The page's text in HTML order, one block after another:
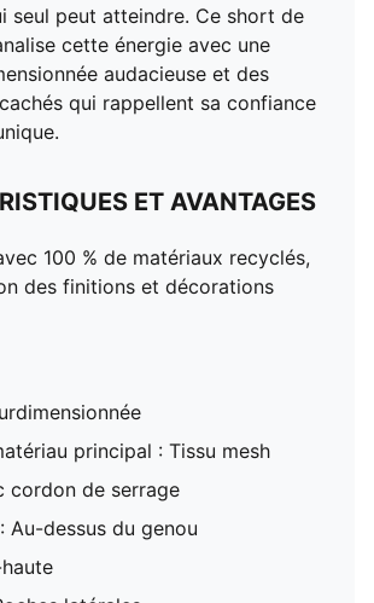
seul peut atteindre. Ce short de
cette énergie avec une
audacieuse et des
qui rappellent sa confiance
ET AVANTAGES
100 % de matériaux recyclés,
des finitions et décorations
principal : Tissu mesh
cordon de serrage
Au-dessus du genou